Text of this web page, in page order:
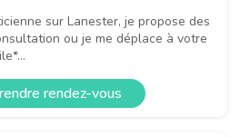
sur Lanester, je propose des
ou je me déplace à votre
rendez-vous